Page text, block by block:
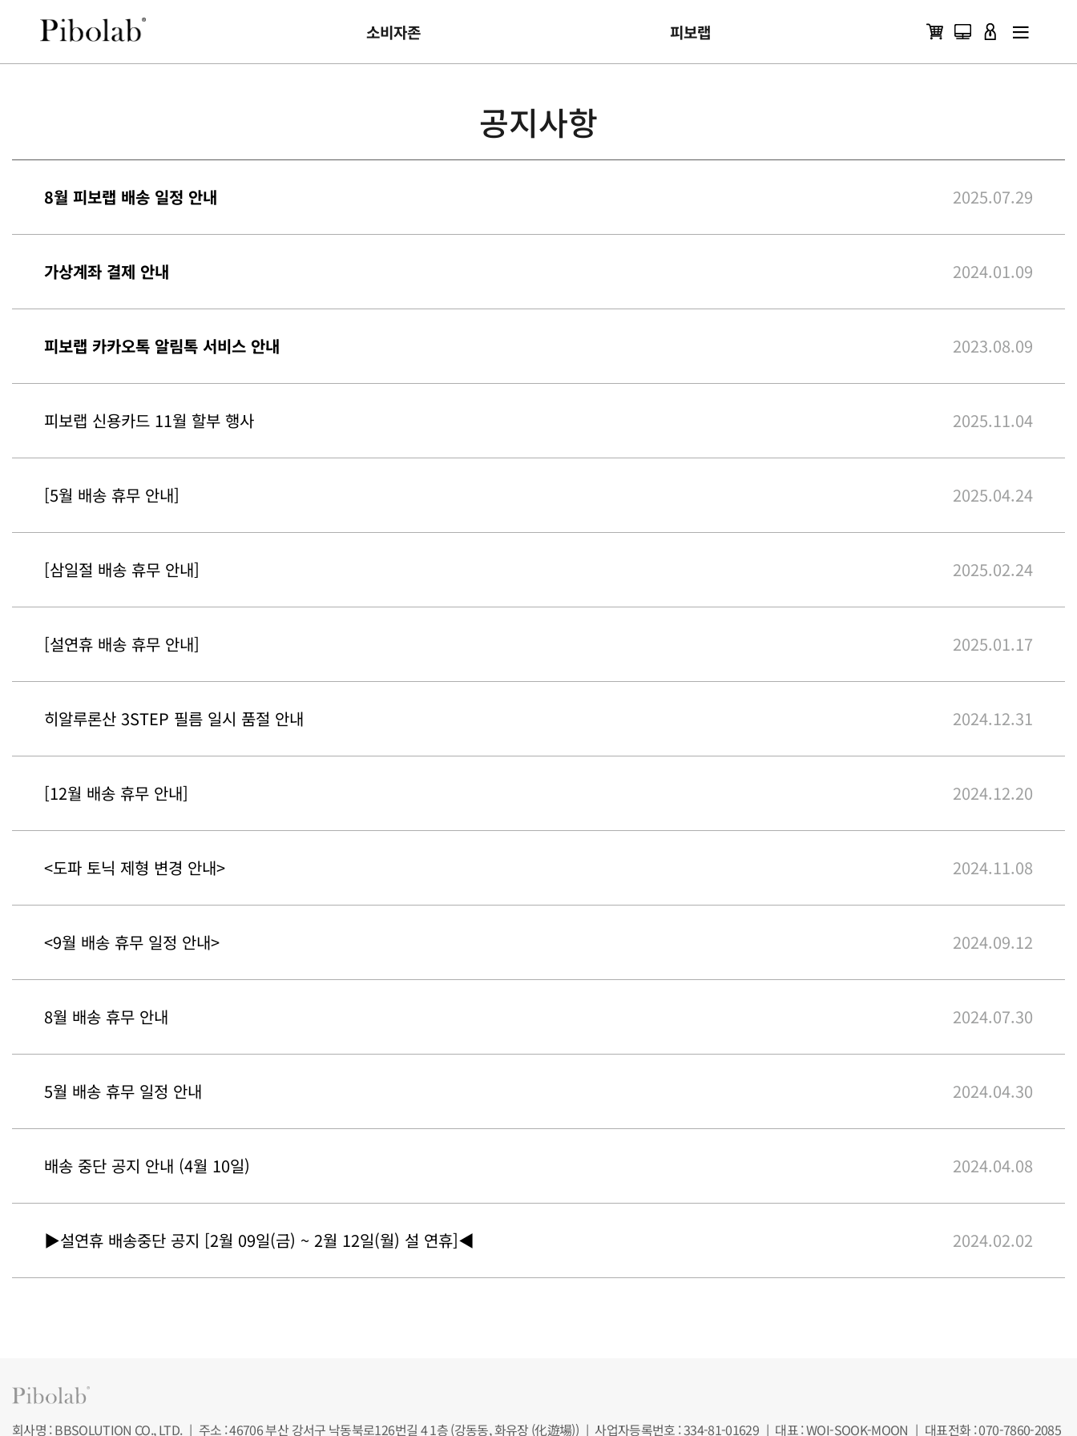
소비자존 피보랩
공지사항
8월 피보랩 배송 일정 안내 2025.07.29
가상계좌 결제 안내 2024.01.09
피보랩 카카오톡 알림톡 서비스 안내 2023.08.09
피보랩 신용카드 11월 할부 행사 2025.11.04
[5월 배송 휴무 안내] 2025.04.24
[삼일절 배송 휴무 안내] 2025.02.24
[설연휴 배송 휴무 안내] 2025.01.17
히알루론산 3STEP 필름 일시 품절 안내 2024.12.31
[12월 배송 휴무 안내] 2024.12.20
<도파 토닉 제형 변경 안내> 2024.11.08
<9월 배송 휴무 일정 안내> 2024.09.12
8월 배송 휴무 안내 2024.07.30
5월 배송 휴무 일정 안내 2024.04.30
배송 중단 공지 안내 (4월 10일) 2024.04.08
▶설연휴 배송중단 공지 [2월 09일(금) ~ 2월 12일(월) 설 연휴]◀ 2024.02.02
회사명 : BBSOLUTION CO., LTD. | 주소 : 46706 부산 강서구 낙동북로126번길 4 1층 (강동동, 화유장 (化遊場)) | 사업자등록번호 : 334-81-01629 | 대표 : WOI-SOOK-MOON | 대표전화 : 070-7860-2085